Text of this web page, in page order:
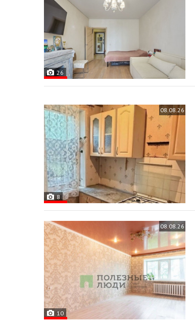
26
08.08.26
8
08.08.26
10